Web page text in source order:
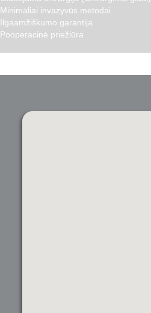
Minimaliai invazyvūs metodai
Ilgaamžiškumo garantija
Pooperacinė priežiūra